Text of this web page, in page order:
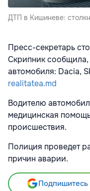
ДТП в Кишиневе:
Пресс-секретарь
Скрипник
автомобиля: Dacia,
realitatea.md
Водителю
медицинская
происшествия.
Полиция проведет
причин аварии.
Подпишитесь